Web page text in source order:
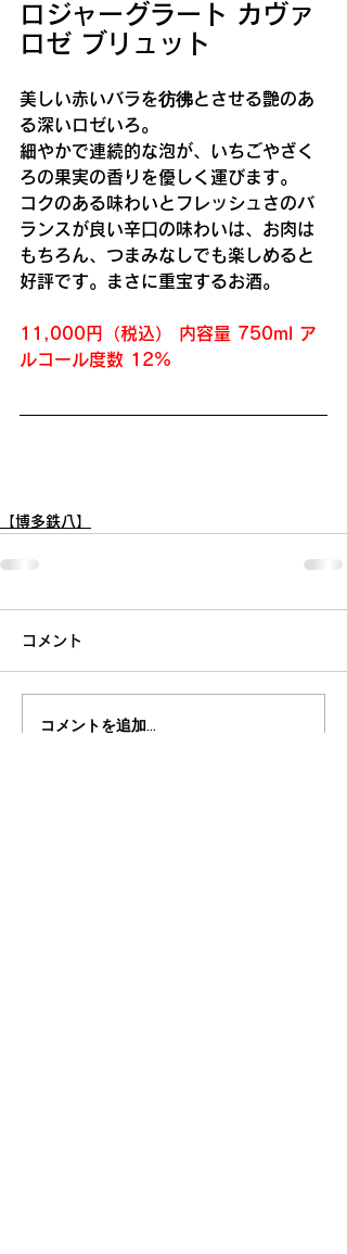
ロジャーグラート カヴァ
ロゼ ブリュット
美しい赤いバラを彷彿とさせる艶のあ
る深いロゼいろ。
細やかで連続的な泡が、いちごやざく
ろの果実の香りを優しく運びます。
コクのある味わいとフレッシュさのバ
ランスが良い辛口の味わいは、お肉は
もちろん、つまみなしでも楽しめると
好評です。まさに重宝するお酒。
11,000円（税込） 内容量 750ml ア
ルコール度数 12%
【博多鉄八】
コメント
コメントを追加…